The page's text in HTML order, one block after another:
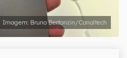
Bruno Bertonzin/Canaltech